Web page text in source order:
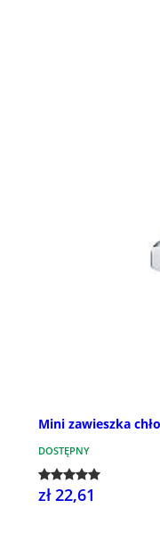
Mini zawieszka
DOSTĘPNY
zł 22,61